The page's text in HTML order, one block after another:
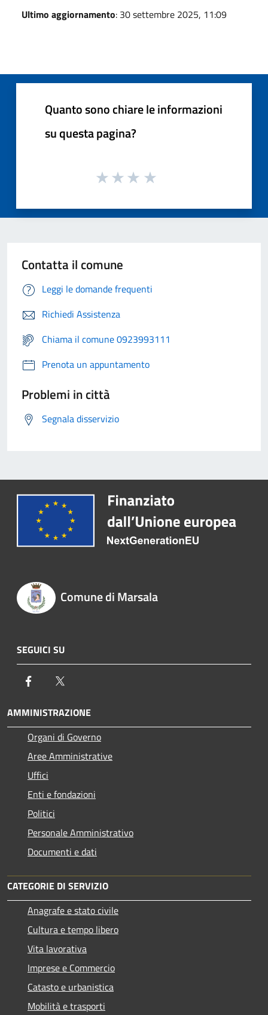
Ultimo aggiornamento: 30 settembre 2025, 11:09
Quanto sono chiare le informazioni
su questa pagina?
Contatta il comune
Leggi le domande frequenti
Richiedi Assistenza
Chiama il comune 0923993111
Prenota un appuntamento
Problemi in città
Segnala disservizio
Comune di Marsala
SEGUICI SU
Facebook
AMMINISTRAZIONE
Organi di Governo
Aree Amministrative
Uffici
Enti e fondazioni
Politici
Personale Amministrativo
Documenti e dati
CATEGORIE DI SERVIZIO
Anagrafe e stato civile
Cultura e tempo libero
Vita lavorativa
Imprese e Commercio
Catasto e urbanistica
Mobilità e trasporti